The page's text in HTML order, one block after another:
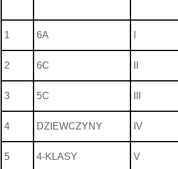
1 6A
2 6C
3 5C
4 DZIEWCZYNY IV
5 4-KLASY V